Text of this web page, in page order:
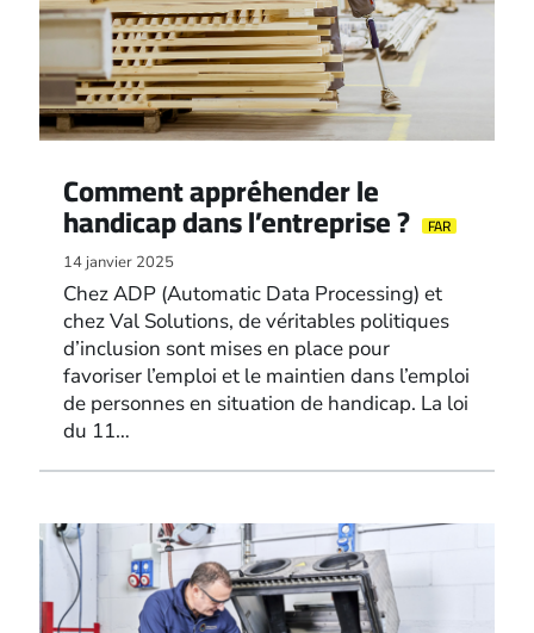
Comment appréhender le
handicap dans l’entreprise ? FAR
14 janvier 2025
Chez ADP (Automatic Data Processing) et
chez Val Solutions, de véritables politiques
d’inclusion sont mises en place pour
favoriser l’emploi et le maintien dans l’emploi
de personnes en situation de handicap. La loi
du 11…